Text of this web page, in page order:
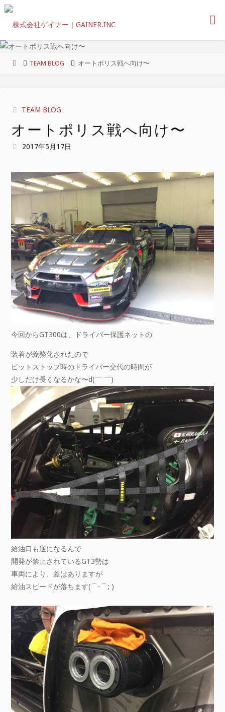
コ
ン
ホ
TEAM BLOG オートポリス戦へ向け〜
TEAM BLOG
オートポリス戦へ向け〜
2017年5月17日
今回からGT300は、ドライバー保護ネットの
装着が義務化されたので
ピットストップ時のドライバー交代の時間が
少しだけ長くなるかな〜d(￣ ￣)
給油口も逆になるんで
開発が禁止されているGT3勢は
車両により、差はありますが
給油スピードが落ちます(⌒-⌒; )